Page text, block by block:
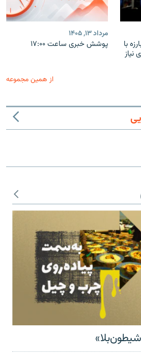
با
نیاز
مرداد ۱۳, ۱۴۰۵
پوشش خبری ساعت ۱۷:۰۰
از همین مجموعه